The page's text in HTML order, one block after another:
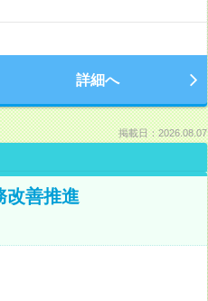
詳細へ
掲載日：2026.08.07
改善推進